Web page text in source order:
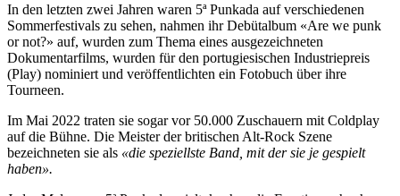
In den letzten zwei Jahren waren 5ª Punkada auf verschiedenen
Sommerfestivals zu sehen, nahmen ihr Debütalbum «Are we punk
or not?» auf, wurden zum Thema eines ausgezeichneten
Dokumentarfilms, wurden für den portugiesischen Industriepreis
(Play) nominiert und veröffentlichten ein Fotobuch über ihre
Tourneen.
Im Mai 2022 traten sie sogar vor 50.000 Zuschauern mit Coldplay
auf die Bühne. Die Meister der britischen Alt-Rock Szene
bezeichneten sie als «die speziellste Band, mit der sie je gespielt
haben».